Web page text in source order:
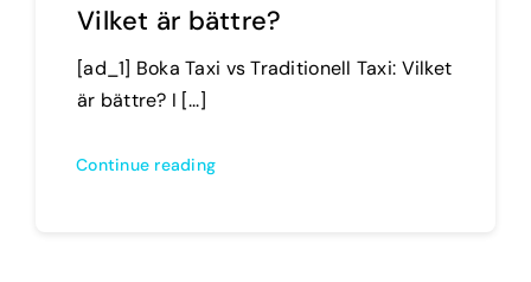
Vilket är bättre?
[ad_1] Boka Taxi vs Traditionell Taxi: Vilket
är bättre? I [...]
Continue reading